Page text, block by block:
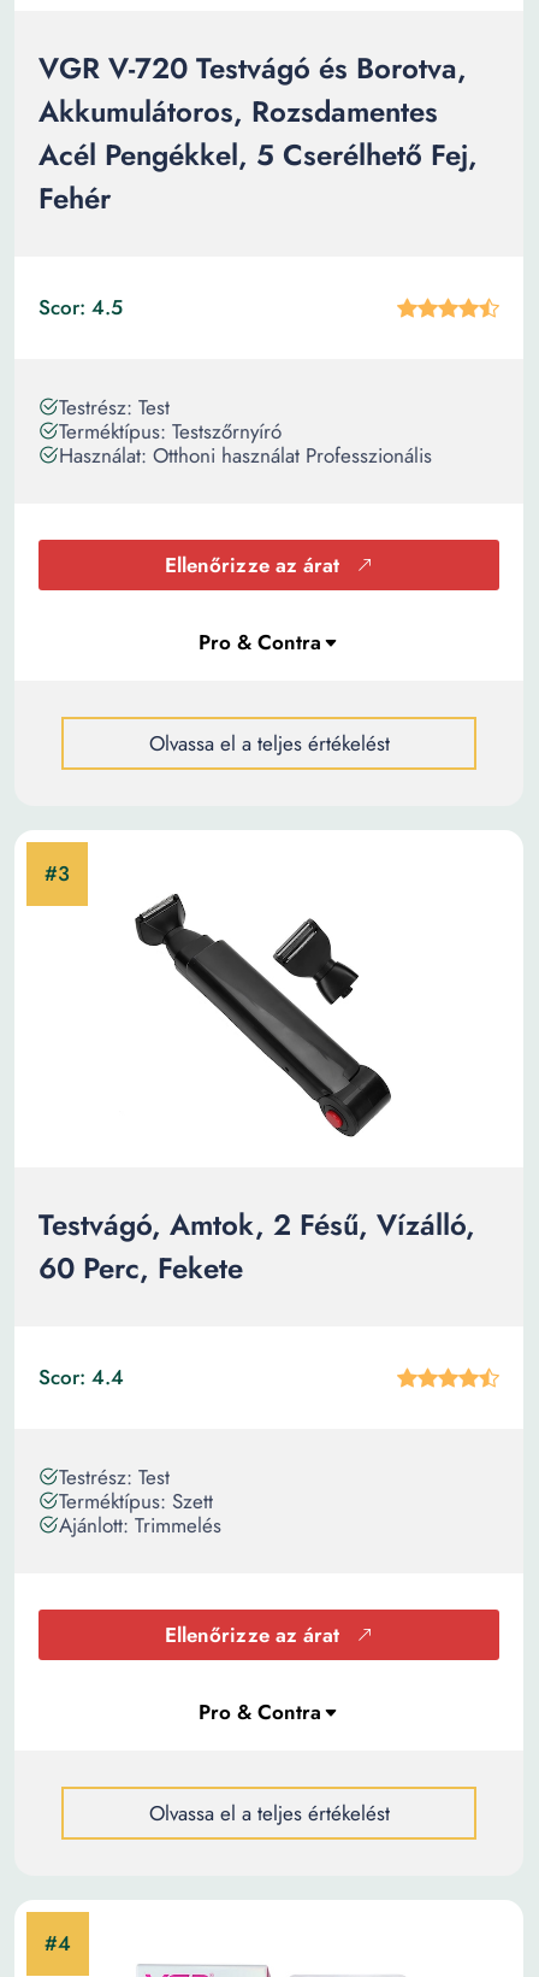
VGR V-720 Testvágó és Borotva,
Akkumulátoros, Rozsdamentes
Acél Pengékkel, 5 Cserélhető Fej,
Fehér
Scor: 4.5
Testrész: Test
Terméktípus: Testszőrnyíró
Használat: Otthoni használat Professzionális
Ellenőrizze az árat
Olvassa el a teljes értékelést
Testvágó, Amtok, 2 Fésű, Vízálló,
60 Perc, Fekete
Scor: 4.4
Testrész: Test
Terméktípus: Szett
Ajánlott: Trimmelés
Ellenőrizze az árat
Olvassa el a teljes értékelést